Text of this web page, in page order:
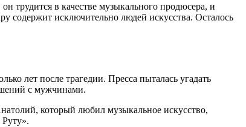
трудится в качестве музыкального продюсера, и
содержит исключительно людей искусства. Осталось
лет после трагедии. Пресса пыталась угадать
с мужчинами.
который любил музыкальное искусство,